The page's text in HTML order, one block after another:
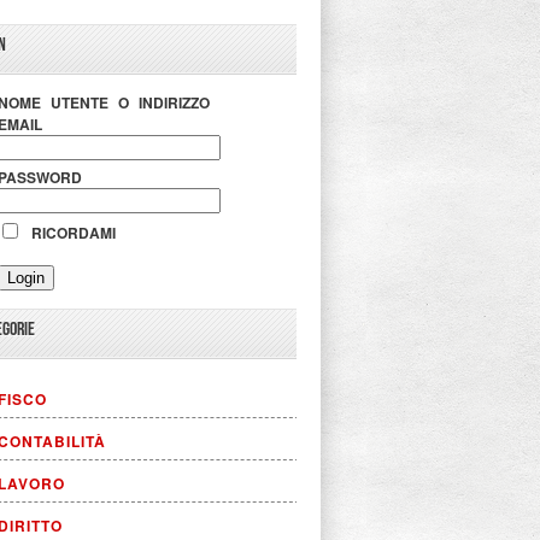
UTENTE O INDIRIZZO
EMAIL
PASSWORD
RICORDAMI
LAVORO
DIRITTO